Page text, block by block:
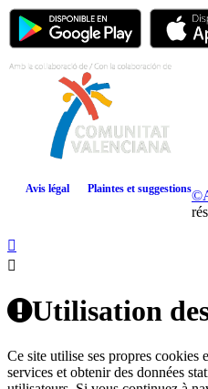
Avis légal Plaintes et suggestions
Utilisation
Ce site utilise ses propres cookies
services et obtenir des données